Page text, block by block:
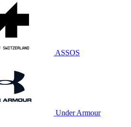
ASSOS
Under Armour